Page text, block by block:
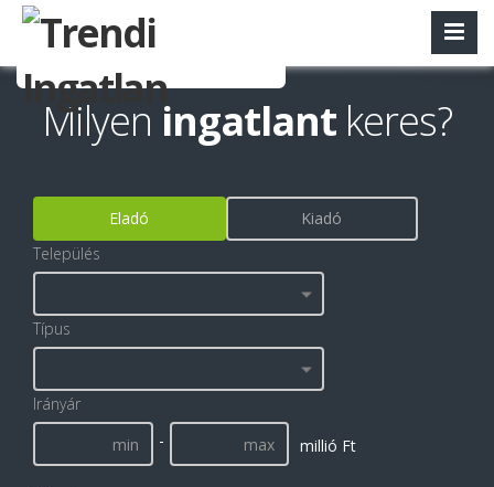
Milyen ingatlant keres?
Eladó
Kiadó
Település
Típus
Irányár
-
millió Ft